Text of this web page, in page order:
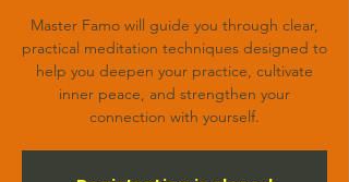
Master Famo will guide you through clear,
practical meditation techniques designed to
help you deepen your practice, cultivate
inner peace, and strengthen your
connection with yourself.